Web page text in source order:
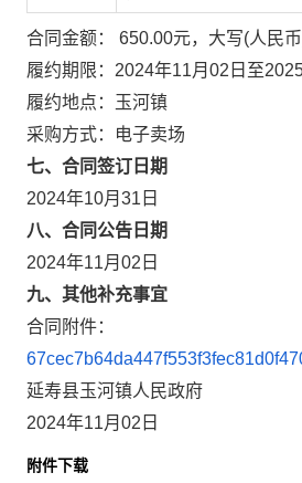
合同金额： 650.00元，大写(人民
履约期限：2024年11月02日至
履约地点：玉河镇
采购方式：电子卖场
七、合同签订日期
2024年10月31日
八、合同公告日期
2024年11月02日
九、其他补充事宜
合同附件：
延寿县玉河镇人民政府
2024年11月02日
附件下载